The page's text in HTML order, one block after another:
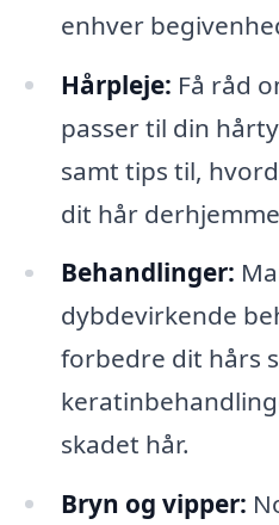
enhver
Hårpleje: Få råd
passer til din
samt tips til,
dit hår
Behandlinger:
dybdevirkende
forbedre dit hårs
skadet hår.
Bryn og vipper: